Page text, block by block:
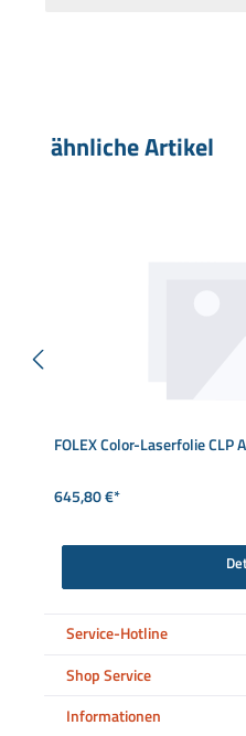
Produktgalerie überspringen
ähnliche Artikel
FOLEX Color-Laserfolie CLP
645,80 €*
Service-Hotline
Shop Service
Informationen